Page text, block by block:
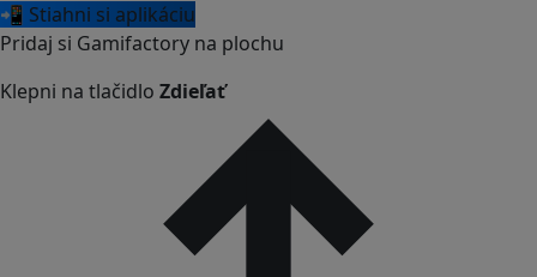
📲 Stiahni si aplikáciu
Pridaj si Gamifactory na plochu
Klepni na tlačidlo Zdieľať